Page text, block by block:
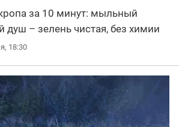
за 10 минут: мыльный
душ – зелень чистая, без химии
18:30